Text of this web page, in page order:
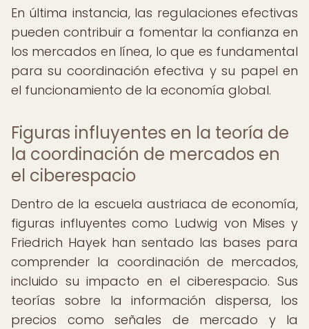
En última instancia, las regulaciones efectivas
pueden contribuir a fomentar la confianza en
los mercados en línea, lo que es fundamental
para su coordinación efectiva y su papel en
el funcionamiento de la economía global.
Figuras influyentes en la teoría de
la coordinación de mercados en
el ciberespacio
Dentro de la escuela austriaca de economía,
figuras influyentes como Ludwig von Mises y
Friedrich Hayek han sentado las bases para
comprender la coordinación de mercados,
incluido su impacto en el ciberespacio. Sus
teorías sobre la información dispersa, los
precios como señales de mercado y la